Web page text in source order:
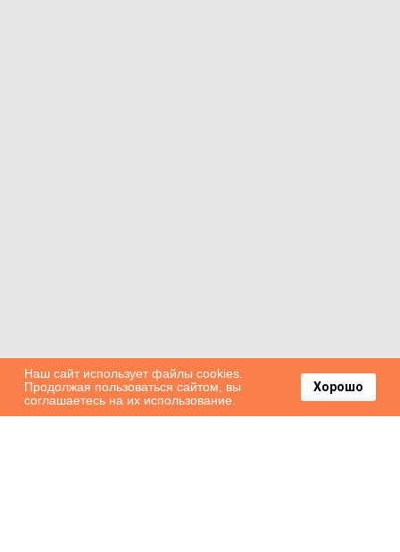
Наш сайт использует файлы cookies.
Продолжая пользоваться сайтом, вы
соглашаетесь на их использование.
Хорошо